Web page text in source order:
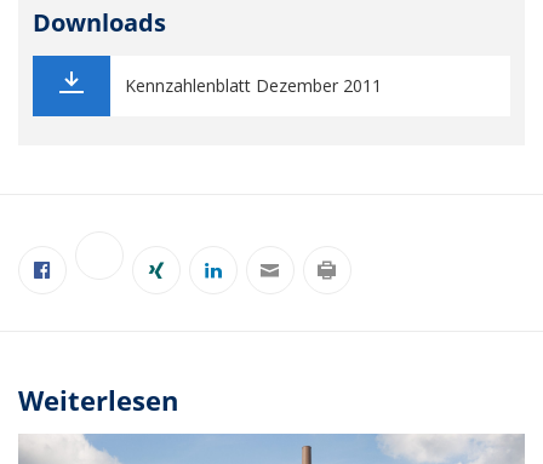
Downloads
Kennzahlenblatt Dezember 2011
Weiterlesen